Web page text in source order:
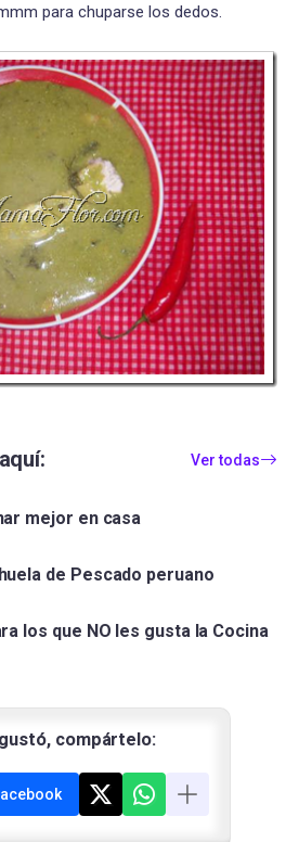
para chuparse los dedos.
Ver todas
mejor en casa
de Pescado peruano
los que NO les gusta la Cocina
compártelo: